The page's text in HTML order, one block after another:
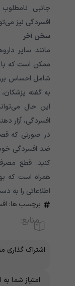
جانبی
افسردگی نیز
سخن آخر
مانند سایر
ممکن است که با
به گفته
این حال
افسردگی، آزار
در صورتی که
ضد افسردگی‌‌
کنید. قطع
همراه است که
اطلاعاتی را به
برچسب ها:
منابع:
اشتراک گذاری
امتیاز شما به